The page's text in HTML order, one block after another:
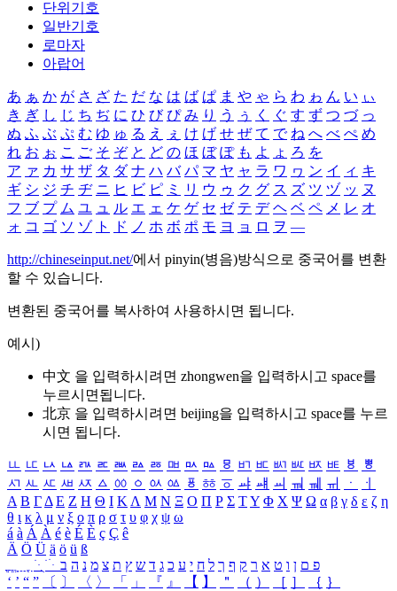
단위기호
일반기호
로마자
아랍어
あ ぁ か が さ ざ た だ な は ば ぱ ま や ゃ ら わ ゎ ん い ぃ
き ぎ し じ ち ぢ に ひ び ぴ み り う ぅ く ぐ す ず つ づ っ
ぬ ふ ぶ ぷ む ゆ ゅ る え ぇ け げ せ ぜ て で ね へ べ ぺ め
れ お ぉ こ ご そ ぞ と ど の ほ ぼ ぽ も よ ょ ろ を
ア ァ カ サ ザ タ ダ ナ ハ バ パ マ ヤ ャ ラ ワ ヮ ン イ ィ キ
ギ シ ジ チ ヂ ニ ヒ ビ ピ ミ リ ウ ゥ ク グ ス ズ ツ ヅ ッ ヌ
フ ブ プ ム ユ ュ ル エ ェ ケ ゲ セ ゼ テ デ ヘ ベ ペ メ レ オ
ォ コ ゴ ソ ゾ ト ド ノ ホ ボ ポ モ ヨ ョ ロ ヲ ―
http://chineseinput.net/에서 pinyin(병음)방식으로 중국어를 변환
할 수 있습니다.
변환된 중국어를 복사하여 사용하시면 됩니다.
예시)
中文 을 입력하시려면 zhongwen을 입력하시고 space를
누르시면됩니다.
北京 을 입력하시려면 beijing을 입력하시고 space를 누르
시면 됩니다.
ㅥ ㅦ ㅧ ㅨ ㅩ ㅪ ㅫ ㅬ ㅭ ㅮ ㅯ ㅰ ㅱ ㅲ ㅳ ㅴ ㅵ ㅶ ㅷ ㅸ
ㅹ
ㅺ ㅻ ㅼ ㅽ ㅾ ㅿ ㆀ ㆁ ㆂ ㆃ ㆄ ㆅ ㆆ ㆇ ㆈ ㆉ ㆊ ㆋ ㆌ ㆍ
ㆎ
Α Β ΓΔ Ε Ζ Η Θ Ι ΚΛ Μ Ν Ξ Ο Π Ρ Σ ΤΥ Φ Χ Ψ Ω α β γ δ ε ζ η
θ ι κ λ μ ν ξ ο π ρ σ τ υ φ χ ψ ω
á à Á À é è É È ç Ç ê
Ä Ö Ü ä ö ü ß
ִֶֹ ֻּ ׁׂ פ ם ן ו ט א ר ק ף ך ל ח י ע כ ג ד ש ץ ת צ מ נ ה ב
‘ ’ “ ” 〔 〕 〈 〉 「 」 『 』 【 】 ＂ （ ） ［ ］ ｛ ｝